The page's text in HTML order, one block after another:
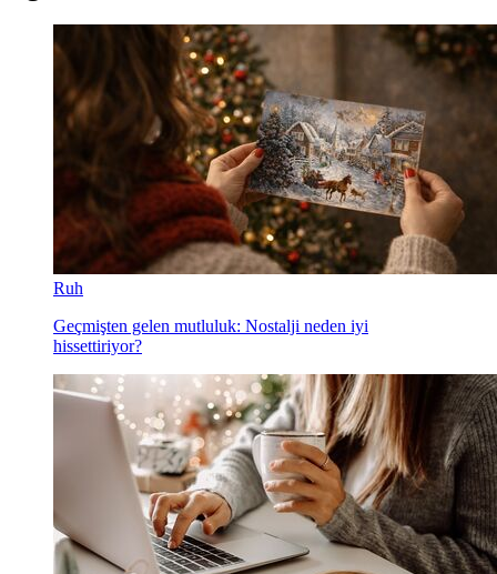
Ruh
Geçmişten gelen mutluluk: Nostalji neden iyi
hissettiriyor?